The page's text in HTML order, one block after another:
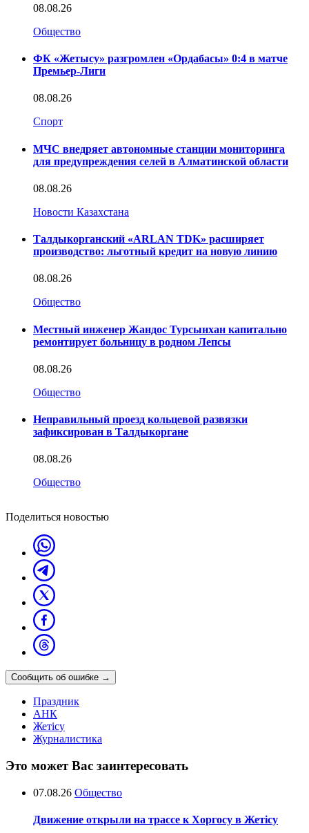
08.08.26
Общество
ФК «Жетысу» разгромлен «Ордабасы» 0:4 в матче
Премьер-Лиги
08.08.26
Спорт
МЧС внедряет автономные станции мониторинга
для предупреждения селей в Алматинской области
08.08.26
Новости Казахстана
Талдыкорганский «ARLAN TDK» расширяет
производство: льготный кредит на новую линию
08.08.26
Общество
Местный инженер Жандос Турсынхан капитально
ремонтирует больницу в родном Лепсы
08.08.26
Общество
Неправильный проезд кольцевой развязки
зафиксирован в Талдыкоргане
08.08.26
Общество
Поделиться новостью
Сообщить об ошибке →
Праздник
АНК
Жетісу
Журналистика
Это может Вас заинтересовать
07.08.26 Общество
Движение открыли на трассе к Хоргосу в Жетісу